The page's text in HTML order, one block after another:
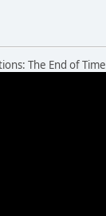
The End of Time